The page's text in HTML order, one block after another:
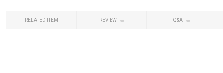
RELATED ITEM REVIEW Q&A